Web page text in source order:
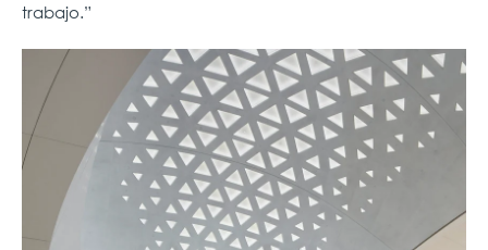
trabajo.”